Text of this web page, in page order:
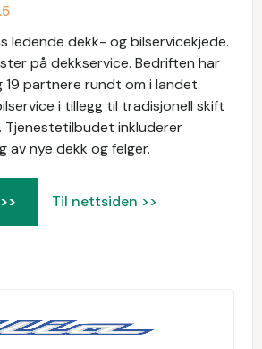
ledende dekk- og bilservicekjede.
på dekkservice. Bedriften har
partnere rundt om i landet.
i tillegg til tradisjonell skift
Tjenestetilbudet inkluderer
av nye dekk og felger.
Til nettsiden >>